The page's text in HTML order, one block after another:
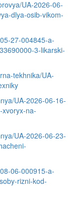
UA-2026-06-
dlya-osib-vikom-
27-004845-a-
3-likarski-
tekhnika/UA-
UA-2026-06-16-
na-
UA-2026-06-23-
06-000915-a-
rizni-kod-